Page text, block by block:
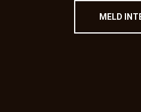
MELD